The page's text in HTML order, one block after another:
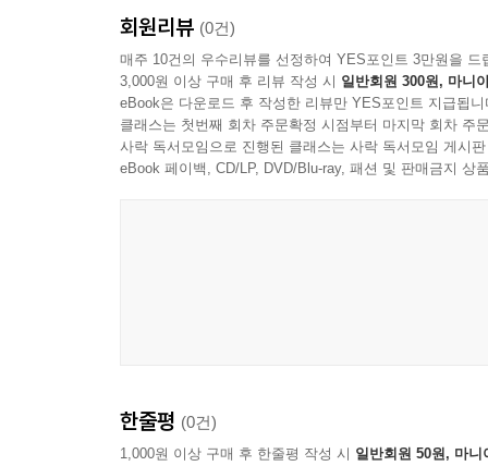
이끌어내기에 적합한 소재의 글로 선정했으
작업했습니다.
또한 시간과 장소에 구애받지 않고 늘 곁에 두고
감안하여 읽기 쉽게 단락을 나누었습니다.
글은 우리나라를 대표하는 작가들의 작품에서
작업한 그 결과물로 40종을 출간하기에 이르렀습
인간 삶의 목표는 즐거움입니다. 이는 나이에 관
회원리뷰 (0건)
매주 10건의 우수리뷰를 선정하여 YES포인트 3만원을 드
3,000원 이상 구매 후 리뷰 작성 시 일반회원 300원, 마니
eBook은 다운로드 후 작성한 리뷰만 YES포인트 지급됩니
클래스는 첫번째 회차 주문확정 시점부터 마지막 회차 주
사락 독서모임으로 진행된 클래스는 사락 독서모임 게시
eBook 페이백, CD/LP, DVD/Blu-ray, 패션 및 판매금지 상
한줄평 (0건)
1,000원 이상 구매 후 한줄평 작성 시 일반회원 50원, 마니